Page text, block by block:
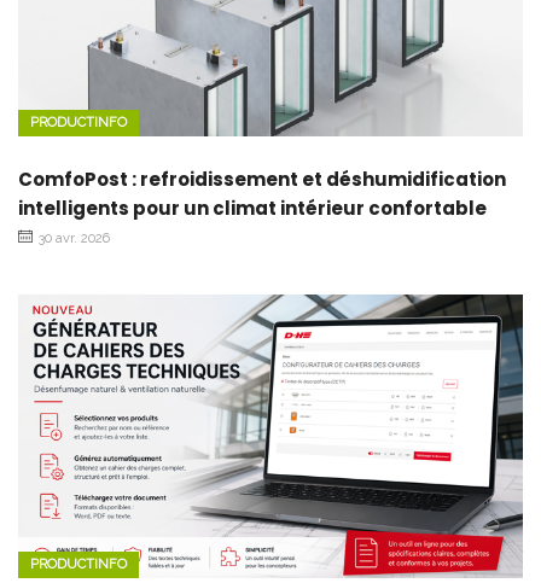
PRODUCTINFO
ComfoPost : refroidissement et déshumidification
intelligents pour un climat intérieur confortable
30 avr. 2026
PRODUCTINFO